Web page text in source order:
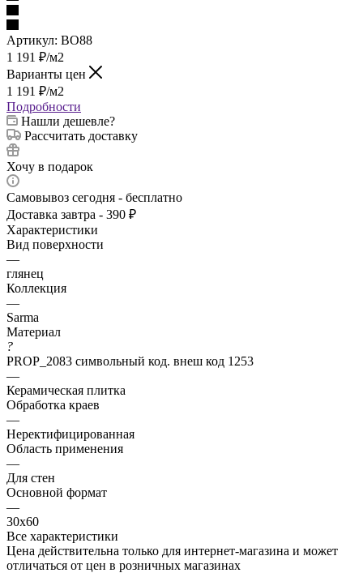
Артикул: BO88
1 191 ₽/м2
Варианты цен
1 191 ₽/м2
Подробности
Нашли дешевле?
Рассчитать доставку
Хочу в подарок
Самовывоз сегодня - бесплатно
Доставка завтра - 390 ₽
Характеристики
Вид поверхности
—
глянец
Коллекция
—
Sarma
Материал
?
PROP_2083 символьный код. внеш код 1253
—
Керамическая плитка
Обработка краев
—
Неректифицированная
Область применения
—
Для стен
Основной формат
—
30х60
Все характеристики
Цена действительна только для интернет-магазина и может
отличаться от цен в розничных магазинах